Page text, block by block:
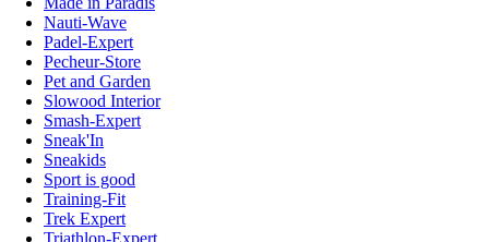
Nauti-Wave
Padel-Expert
Pecheur-Store
Pet and Garden
Slowood Interior
Smash-Expert
Sneak'In
Sneakids
Sport is good
Training-Fit
Trek Expert
Triathlon-Expert